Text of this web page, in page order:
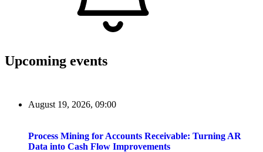
Upcoming events
August 19, 2026, 09:00
Process Mining for Accounts Receivable: Turning AR
Data into Cash Flow Improvements